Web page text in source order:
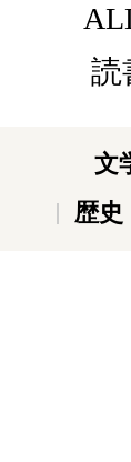
読
文
歴史